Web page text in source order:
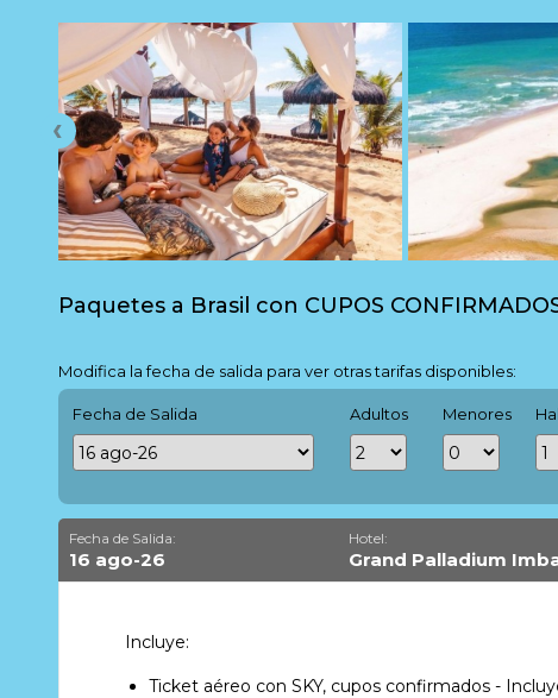
Paquetes a Brasil con CUPOS
Modifica la fecha de salida para ver otras tarifas disponibles:
Fecha de Salida Adultos Menores
Fecha de Salida:
16 ago-26
Hotel:
Grand Palladium
Incluye:
Ticket aéreo con SKY, cupos confirmados -